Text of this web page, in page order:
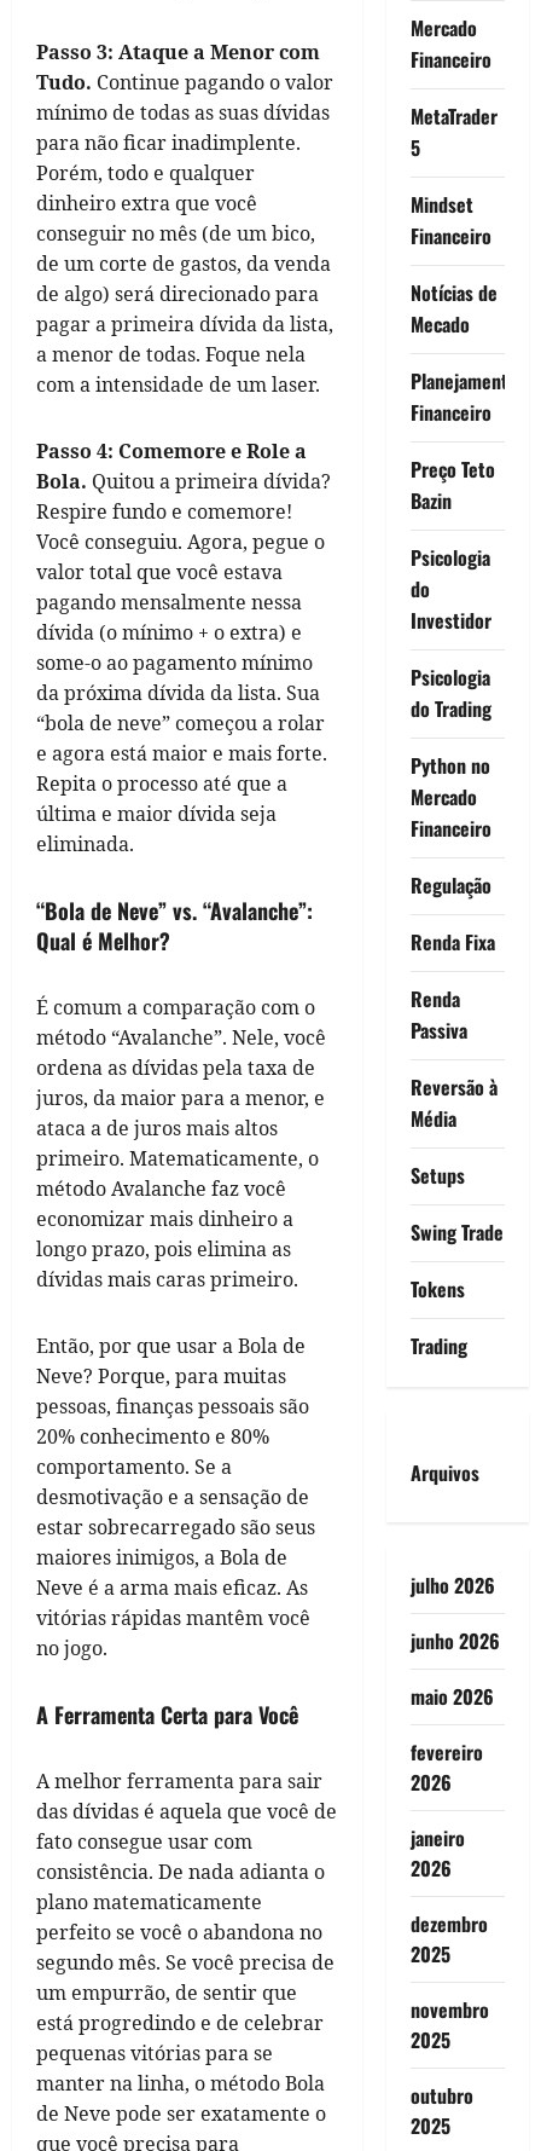
Passo 3: Ataque a Menor com
Tudo. Continue pagando o valor
mínimo de todas as suas dívidas
para não ficar inadimplente.
Porém, todo e qualquer
dinheiro extra que você
conseguir no mês (de um bico,
de um corte de gastos, da venda
de algo) será direcionado para
pagar a primeira dívida da lista,
a menor de todas. Foque nela
com a intensidade de um laser.
Passo 4: Comemore e Role a
Bola. Quitou a primeira dívida?
Respire fundo e comemore!
Você conseguiu. Agora, pegue o
valor total que você estava
pagando mensalmente nessa
dívida (o mínimo + o extra) e
some-o ao pagamento mínimo
da próxima dívida da lista. Sua
“bola de neve” começou a rolar
e agora está maior e mais forte.
Repita o processo até que a
última e maior dívida seja
eliminada.
“Bola de Neve” vs. “Avalanche”:
Qual é Melhor?
É comum a comparação com o
método “Avalanche”. Nele, você
ordena as dívidas pela taxa de
juros, da maior para a menor, e
ataca a de juros mais altos
primeiro. Matematicamente, o
método Avalanche faz você
economizar mais dinheiro a
longo prazo, pois elimina as
dívidas mais caras primeiro.
Então, por que usar a Bola de
Neve? Porque, para muitas
pessoas, finanças pessoais são
20% conhecimento e 80%
comportamento. Se a
desmotivação e a sensação de
estar sobrecarregado são seus
maiores inimigos, a Bola de
Neve é a arma mais eficaz. As
vitórias rápidas mantêm você
no jogo.
A Ferramenta Certa para Você
A melhor ferramenta para sair
das dívidas é aquela que você de
fato consegue usar com
consistência. De nada adianta o
plano matematicamente
perfeito se você o abandona no
segundo mês. Se você precisa de
um empurrão, de sentir que
está progredindo e de celebrar
pequenas vitórias para se
manter na linha, o método Bola
de Neve pode ser exatamente o
que você precisa para
Mercado
Financeiro
MetaTrader
5
Mindset
Financeiro
Notícias de
Mecado
Planejamento
Financeiro
Preço Teto
Bazin
Psicologia
do
Investidor
Psicologia
do Trading
Python no
Mercado
Financeiro
Regulação
Renda Fixa
Renda
Passiva
Reversão à
Média
Setups
Swing Trade
Tokens
Trading
Arquivos
julho 2026
junho 2026
maio 2026
fevereiro
2026
janeiro
2026
dezembro
2025
novembro
2025
outubro
2025